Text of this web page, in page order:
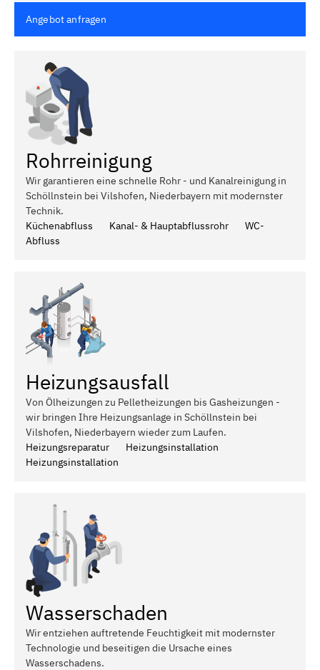
Angebot anfragen
Rohrreinigung
Wir garantieren eine schnelle Rohr - und Kanalreinigung in
Schöllnstein bei Vilshofen, Niederbayern mit modernster
Technik.
Küchenabfluss
Kanal- & Hauptabflussrohr
WC-
Abfluss
Heizungsausfall
Von Ölheizungen zu Pelletheizungen bis Gasheizungen -
wir bringen Ihre Heizungsanlage in Schöllnstein bei
Vilshofen, Niederbayern wieder zum Laufen.
Heizungsreparatur
Heizungsinstallation
Heizungsinstallation
Wasserschaden
Wir entziehen auftretende Feuchtigkeit mit modernster
Technologie und beseitigen die Ursache eines
Wasserschadens.